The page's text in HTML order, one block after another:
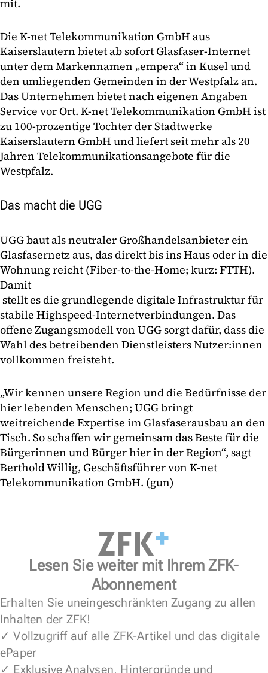
mit.
Die K-net Telekommunikation GmbH aus
Kaiserslautern bietet ab sofort Glasfaser-Internet
unter dem Markennamen „empera“ in Kusel und
den umliegenden Gemeinden in der Westpfalz an.
Das Unternehmen bietet nach eigenen Angaben
Service vor Ort. K-net Telekommunikation GmbH ist
zu 100-prozentige Tochter der Stadtwerke
Kaiserslautern GmbH und liefert seit mehr als 20
Jahren Telekommunikationsangebote für die
Westpfalz.
Das macht die UGG
UGG baut als neutraler Großhandelsanbieter ein
Glasfasernetz aus, das direkt bis ins Haus oder in die
Wohnung reicht (Fiber-to-the-Home; kurz: FTTH).
Damit
stellt es die grundlegende digitale Infrastruktur für
stabile Highspeed-Internetverbindungen. Das
offene Zugangsmodell von UGG sorgt dafür, dass die
Wahl des betreibenden Dienstleisters Nutzer:innen
vollkommen freisteht.
„Wir kennen unsere Region und die Bedürfnisse der
hier lebenden Menschen; UGG bringt
weitreichende Expertise im Glasfaserausbau an den
Tisch. So schaffen wir gemeinsam das Beste für die
Bürgerinnen und Bürger hier in der Region“, sagt
Berthold Willig, Geschäftsführer von K-net
Telekommunikation GmbH. (gun)
Lesen Sie weiter mit Ihrem ZFK-
Abonnement
Erhalten Sie uneingeschränkten Zugang zu allen
Inhalten der ZFK!
✓ Vollzugriff auf alle ZFK-Artikel und das digitale
ePaper
✓ Exklusive Analysen, Hintergründe und